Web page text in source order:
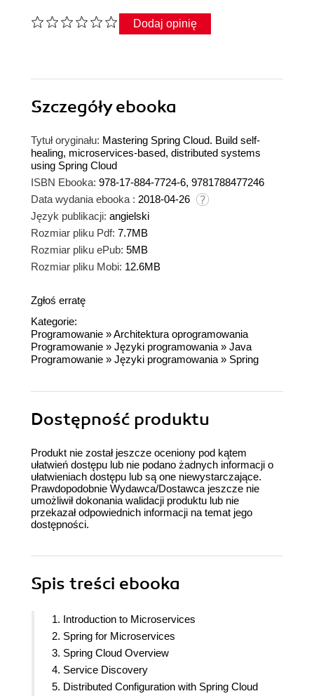
Dodaj opinię
Szczegółyebooka
Tytuł oryginału: Mastering Spring Cloud. Build self-
healing, microservices-based, distributed systems
using Spring Cloud
ISBN Ebooka: 978-17-884-7724-6, 9781788477246
Data wydania ebooka : 2018-04-26
Język publikacji: angielski
Rozmiar pliku Pdf: 7.7MB
Rozmiar pliku ePub: 5MB
Rozmiar pliku Mobi: 12.6MB
Zgłoś erratę
Kategorie:
Programowanie »Architektura oprogramowania
Programowanie » Języki programowania » Java
Programowanie » Języki programowania » Spring
Dostępność produktu
Produkt nie został jeszcze oceniony pod kątem
ułatwień dostępu lub nie podano żadnych informacji o
ułatwieniach dostępu lub są one niewystarczające.
Prawdopodobnie Wydawca/Dostawca jeszcze nie
umożliwił dokonania walidacji produktu lub nie
przekazał odpowiednich informacji na temat jego
dostępności.
Spis treści ebooka
1. Introduction to Microservices
2. Spring for Microservices
3. Spring Cloud Overview
4. Service Discovery
5. Distributed Configuration with Spring Cloud